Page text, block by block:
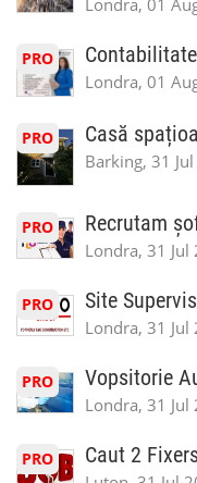
Londra, 01
PRO
Londra, 01
PRO Casă
Barking, 31
PRO Recrutam
Londra, 31
PRO Site
Londra, 31
PRO Vopsitorie
Londra, 31
PRO Caut 2